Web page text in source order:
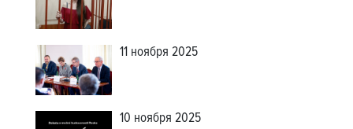
11 ноября 2025
10 ноября 2025